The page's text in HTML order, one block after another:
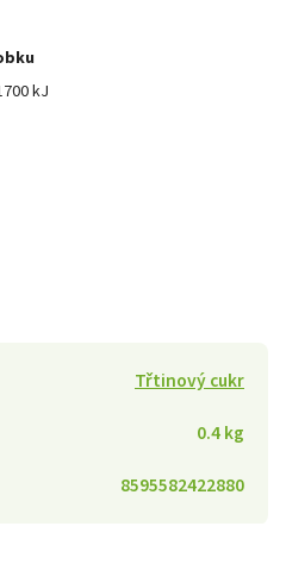
kJ
Třtinový cukr
0.4 kg
8595582422880